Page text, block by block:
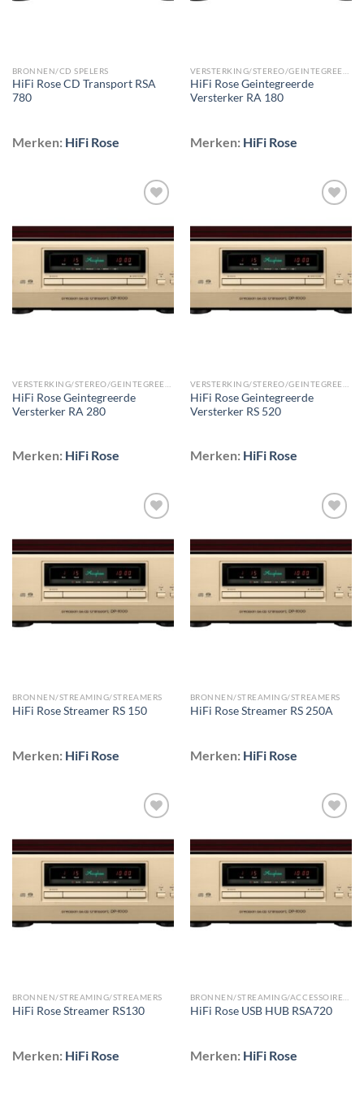
BRONNEN/CD SPELERS
HiFi Rose CD Transport RSA
780
Merken: HiFi Rose
HiFi Rose Geintegreerde
Versterker RA 180
Merken: HiFi Rose
Toevoegen
aan
wenslijst
HiFi Rose Geintegreerde
Versterker RA 280
Merken: HiFi Rose
Toevoegen
aan
wenslijst
HiFi Rose Geintegreerde
Versterker RS 520
Merken: HiFi Rose
Toevoegen
aan
wenslijst
BRONNEN/STREAMING/STREAMERS
HiFi Rose Streamer RS 150
Merken: HiFi Rose
Toevoegen
aan
wenslijst
BRONNEN/STREAMING/STREAMERS
HiFi Rose Streamer RS 250A
Merken: HiFi Rose
Toevoegen
aan
wenslijst
BRONNEN/STREAMING/STREAMERS
HiFi Rose Streamer RS130
Merken: HiFi Rose
Toevoegen
aan
wenslijst
HiFi Rose USB HUB RSA720
Merken: HiFi Rose